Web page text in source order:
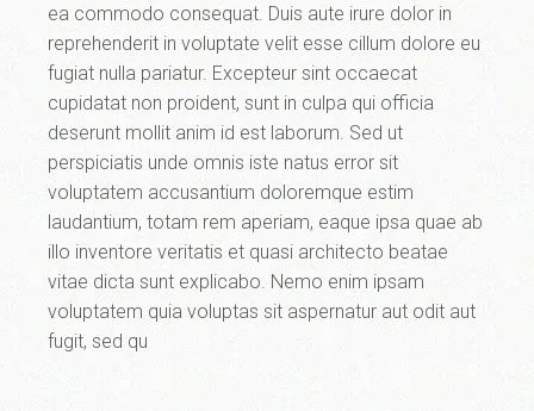
ea commodo consequat. Duis aute irure dolor in
reprehenderit in voluptate velit esse cillum dolore eu
fugiat nulla pariatur. Excepteur sint occaecat
cupidatat non proident, sunt in culpa qui officia
deserunt mollit anim id est laborum. Sed ut
perspiciatis unde omnis iste natus error sit
voluptatem accusantium doloremque estim
laudantium, totam rem aperiam, eaque ipsa quae ab
illo inventore veritatis et quasi architecto beatae
vitae dicta sunt explicabo. Nemo enim ipsam
voluptatem quia voluptas sit aspernatur aut odit aut
fugit, sed qu